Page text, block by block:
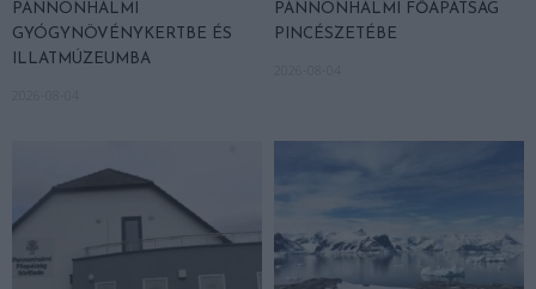
PANNONHALMI
GYÓGYNÖVÉNYKERTBE ÉS
ILLATMÚZEUMBA
PANNONHALMI FŐAPÁTSÁG
PINCÉSZETÉBE